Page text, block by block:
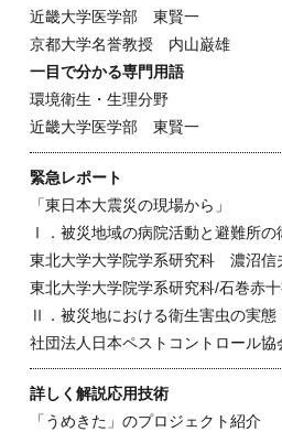
近畿大学医学部 東賢一
京都大学名誉教授 内山巌雄
一目で分かる専門用語
環境衛生・生理分野
近畿大学医学部 東賢一
緊急レポート
「東日本大震災の現場から」
Ⅰ．被災地域の病院活動と避難所の
東北大学大学院学系研究科 濃沼信
東北大学大学院学系研究科/石巻赤
Ⅱ．被災地における衛生害虫の実態
社団法人日本ペストコントロール
詳しく解説応用技術
「うめきた」のプロジェクト紹介